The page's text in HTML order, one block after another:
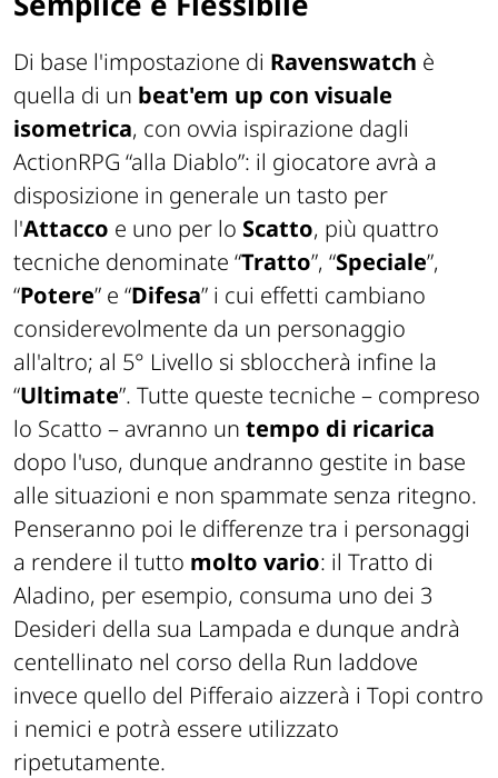
Di base l'impostazione di Ravenswatch è
quella di un beat'em up con visuale
isometrica, con ovvia ispirazione dagli
ActionRPG “alla Diablo”: il giocatore avrà a
disposizione in generale un tasto per
l'Attacco e uno per lo Scatto, più quattro
tecniche denominate “Tratto”, “Speciale”,
“Potere” e “Difesa” i cui effetti cambiano
considerevolmente da un personaggio
all'altro; al 5° Livello si sbloccherà infine la
“Ultimate”. Tutte queste tecniche – compreso
lo Scatto – avranno un tempo di ricarica
dopo l'uso, dunque andranno gestite in base
alle situazioni e non spammate senza ritegno.
Penseranno poi le differenze tra i personaggi
a rendere il tutto molto vario: il Tratto di
Aladino, per esempio, consuma uno dei 3
Desideri della sua Lampada e dunque andrà
centellinato nel corso della Run laddove
invece quello del Pifferaio aizzerà i Topi contro
i nemici e potrà essere utilizzato
ripetutamente.